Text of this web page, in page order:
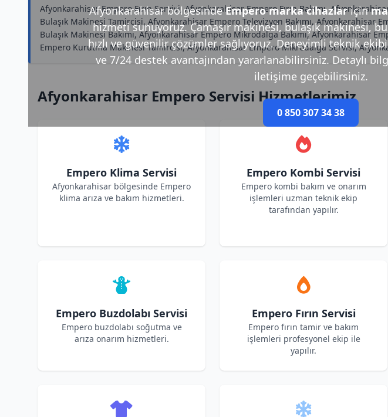
Afyonkarahisar bölgesindeEmpero marka cihazlariçin
hizmeti sunuyoruz. Çamaşır makinesi, bulaşık makinesi,
hızlı ve güvenilir çözümler sağlıyoruz. Deneyimli teknik
ve 7/24 destek avantajından yararlanabilirsiniz. Detaylı
iletişime geçebilirsiniz.
0 850 307 34 38
Afyonkarahisar Empero Fırın Servisi, Afyonkarahisar Empero Fırın Bakımı,
Bulaşık Makinesi Tamircisi, Afyonkarahisar Empero Televizyon Bakımı, Afyonkarahisar
Bulaşık Makinesi Bakımı, Afyonkarahisar Empero Mikrodalga Bakımı, Afyonkarahisar
Empero Kurutma Makinesi Tamircisi, Afyonkarahisar Empero Mikrodalga Servisi,
Afyonkarahisar Empero Servisi Hizmetlerimiz
Empero Klima Servisi
Afyonkarahisar bölgesinde Empero
klima arıza ve bakım hizmetleri.
Empero Kombi Servisi
Empero kombi bakım ve onarım
işlemleri uzman teknik ekip
tarafından yapılır.
Empero Buzdolabı Servisi
Empero buzdolabı soğutma ve
arıza onarım hizmetleri.
Empero Fırın Servisi
Empero fırın tamir ve bakım
işlemleri profesyonel ekip ile
yapılır.